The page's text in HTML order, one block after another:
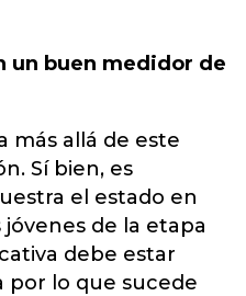
un buen medidor de
más allá de este
Sí bien, es
el estado en
de la etapa
debe estar
lo que sucede